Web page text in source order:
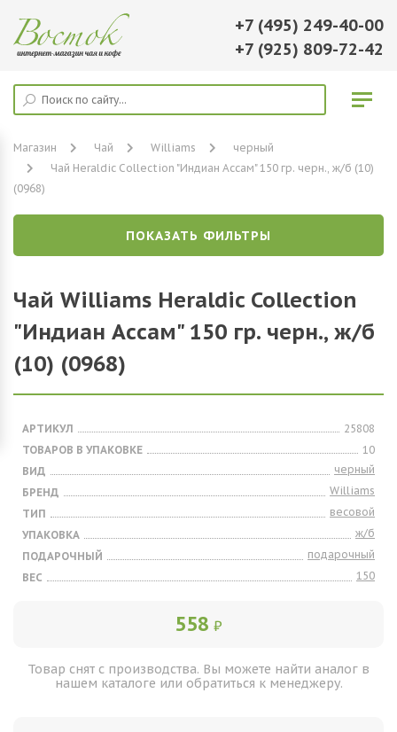
+7 (495) 249-40-00
+7 (925) 809-72-42
Магазин Чай Williams
черный
Чай Heraldic Collection "Индиан Ассам" 150 гр. черн., ж/б (10)
(0968)
ПОКАЗАТЬ ФИЛЬТРЫ
Чай Williams Heraldic Collection
"Индиан Ассам" 150 гр. черн., ж/б
(10) (0968)
АРТИКУЛ
25808
ТОВАРОВ В УПАКОВКЕ
10
ВИД
черный
БРЕНД
Williams
ТИП
весовой
УПАКОВКА
ж/б
ПОДАРОЧНЫЙ
подарочный
ВЕС
150
558 ₽
Товар снят с производства. Вы можете найти аналог в
нашем каталоге или обратиться к менеджеру.